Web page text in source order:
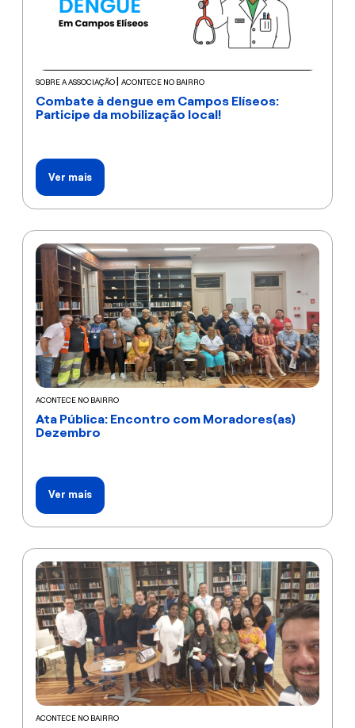
SOBRE A ASSOCIAÇÃO ACONTECE NO BAIRRO
Combate à dengue em Campos Elíseos:
Participe da mobilização local!
Ver mais
ACONTECE NO BAIRRO
Ata Pública: Encontro com Moradores(as)
Dezembro
Ver mais
ACONTECE NO BAIRRO